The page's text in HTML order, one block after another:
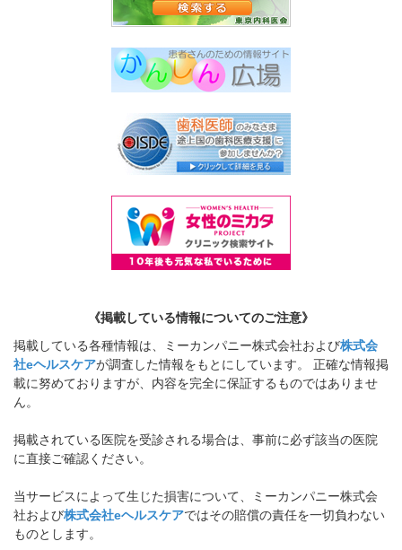
《掲載している情報についてのご注意》
掲載している各種情報は、ミーカンパニー株式会社および株式会
社eヘルスケアが調査した情報をもとにしています。 正確な情報掲
載に努めておりますが、内容を完全に保証するものではありませ
ん。
掲載されている医院を受診される場合は、事前に必ず該当の医院
に直接ご確認ください。
当サービスによって生じた損害について、ミーカンパニー株式会
社および株式会社eヘルスケアではその賠償の責任を一切負わない
ものとします。